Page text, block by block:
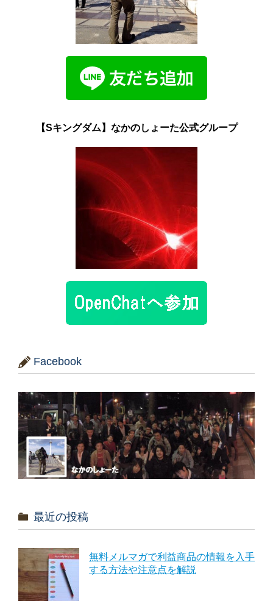
【Sキングダム】なかのしょーた公式グループ
Facebook
最近の投稿
無料メルマガで利益商品の情報を入手
する方法や注意点を解説